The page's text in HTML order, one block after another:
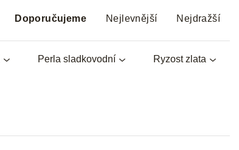
z
n
d
Doporučujeme Nejlevnější Nejdražší
Perla sladkovodní Ryzost zlata